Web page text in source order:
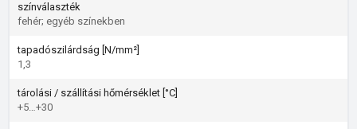
színválaszték
fehér; egyéb színekben
tapadószilárdság [N/mm²]
1,3
tárolási / szállítási hőmérséklet [°C]
+5…+30